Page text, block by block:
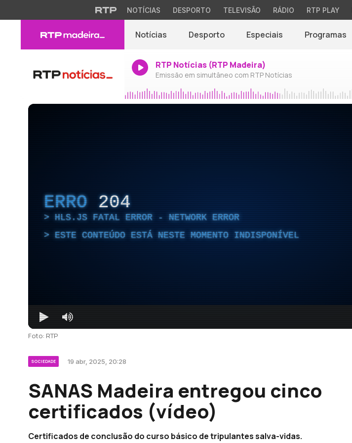
NOTÍCIAS DESPORTO TELEVISÃO RÁDIO RTP PLAY
Notícias Desporto Especiais Programas
RTP Notícias (RTP Madeira)
Emissão em simultâneo com RTP Notícias
ERRO 204
HLS.JS FATAL ERROR - NETWORK ERROR
ESTE CONTEÚDO ESTÁ NESTE MOMENTO INDISPONÍVEL
Foto: RTP
SOCIEDADE 19 abr, 2025, 20:28
SANAS Madeira entregou cinco
certificados (vídeo)
Certificados de conclusão do curso básico de tripulantes salva-vidas.